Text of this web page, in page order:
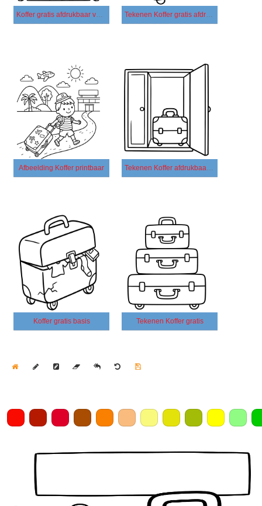
Koffer gratis afdrukbaar voor kinderen Tekenen Koffer gratis afdrukbaar
Afbeelding Koffer printbaar Tekenen Koffer afdrukbaar voor kinderen
Koffer gratis basis Tekenen Koffer gratis